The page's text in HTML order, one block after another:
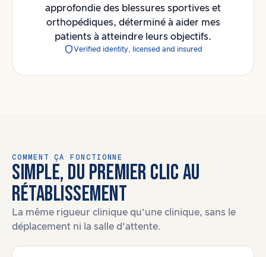
approfondie des blessures sportives et
orthopédiques, déterminé à aider mes
patients à atteindre leurs objectifs.
Verified identity, licensed and insured
COMMENT ÇA FONCTIONNE
SIMPLE, DU PREMIER CLIC AU
RÉTABLISSEMENT
La même rigueur clinique qu’une clinique, sans le
déplacement ni la salle d’attente.